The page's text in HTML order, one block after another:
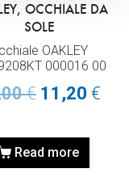
OCCHIALE DA
SOLE
OAKLEY
000016 00
€ 11,20 €
Read more